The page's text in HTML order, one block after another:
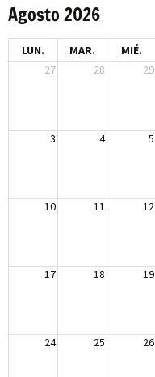
Agosto 2026
LUN. MAR. MIÉ.
27
28 29
3 4 5
10 11 12
17 18 19
24 25 26